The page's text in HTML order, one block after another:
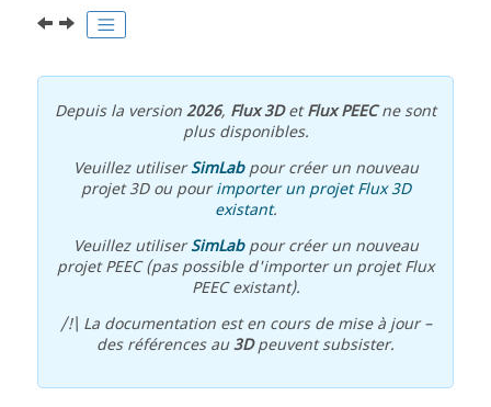
Depuis la version2026, Flux 3DetFlux PEECne sont
plus disponibles.
Veuillez utiliserSimLabpour créer un nouveau
projet 3D ou pourimporter un projet Flux 3D
existant.
Veuillez utiliserSimLabpour créer un nouveau
projet PEEC (pas possible d'importer un projet Flux
PEEC existant).
/!\ La documentation est en cours de mise à jour –
des références au3Dpeuvent subsister.